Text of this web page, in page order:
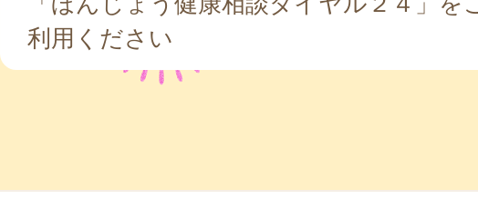
利用ください